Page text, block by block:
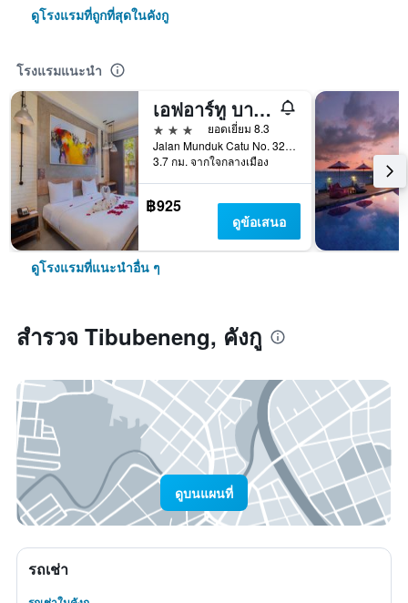
ดูโรงแรมที่ถูกที่สุดในคังกู
โรงแรมแนะนำ
เอฟอาร์ทู บาหลี เอคโค่บีช
3 ดาว
ยอดเยี่ยม 8.3
Jalan Munduk Catu No. 32, คังกู, อินโดนีเซีย
3.7 กม. จากใจกลางเมือง
฿925
ดูข้อเสนอ
ดูโรงแรมที่แนะนำอื่น ๆ
สำรวจ Tibubeneng, คังกู
ดูบนแผนที่
รถเช่า